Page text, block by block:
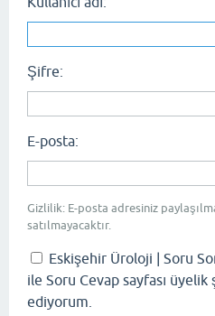
Şifre:
E-posta:
Gizlilik: E-posta adresiniz
satılmayacaktır.
Eskişehir Üroloji | Soru
ile Soru Cevap sayfası üyelik
ediyorum.